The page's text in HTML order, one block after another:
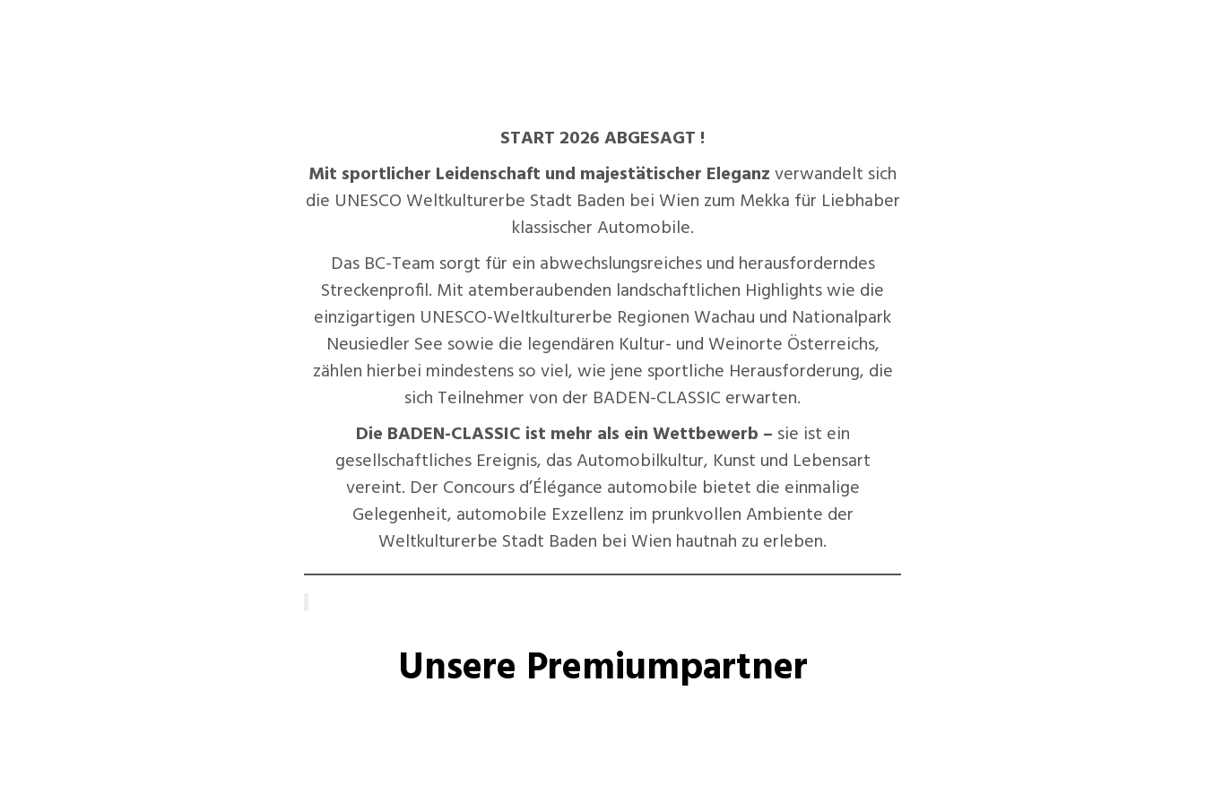
START 2026 ABGESAGT !
Mit sportlicher Leidenschaft und majestätischer Eleganzverwandelt sich
die UNESCO Weltkulturerbe Stadt Baden bei Wien zum Mekka für Liebhaber
klassischer Automobile.
Das BC-Team sorgt für ein abwechslungsreiches und herausforderndes
Streckenprofil. Mit atemberaubenden landschaftlichen Highlights wie die
einzigartigen UNESCO-Weltkulturerbe Regionen Wachau und Nationalpark
Neusiedler See sowie die legendären Kultur- und Weinorte Österreichs,
zählen hierbei mindestens so viel, wie jene sportliche Herausforderung, die
sich Teilnehmer von der BADEN-CLASSIC erwarten.
Die BADEN-CLASSIC ist mehr als ein Wettbewerb – sie ist ein
gesellschaftliches Ereignis, das Automobilkultur, Kunst und Lebensart
vereint. Der Concours d’Élégance automobile bietet die einmalige
Gelegenheit, automobile Exzellenz im prunkvollen Ambiente der
Weltkulturerbe Stadt Baden bei Wien hautnah zu erleben.
Unsere Premiumpartner